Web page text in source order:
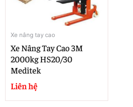
Xe nâng tay cao
Xe Nâng Tay Cao 3M
2000kg HS20/30
Meditek
Liên hệ